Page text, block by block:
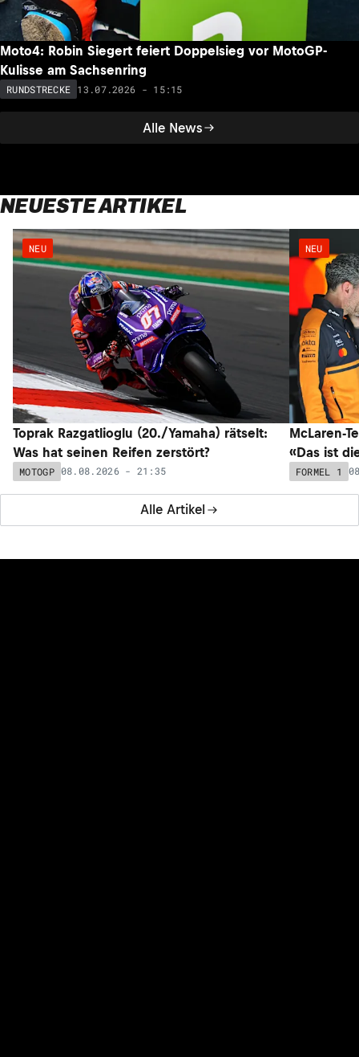
Alle News
Moto4: Robin Siegert feiert Doppelsieg vor MotoGP-
Kulisse am Sachsenring
RUNDSTRECKE 13.07.2026 - 15:15
NEUESTE ARTIKEL
Alle Artikel
NEU
Toprak Razgatlioglu (20./Yamaha) rätselt:
Was hat seinen Reifen zerstört?
MOTOGP 08.08.2026 - 21:35
NEU
McLaren-
«Das ist
FORMEL 1